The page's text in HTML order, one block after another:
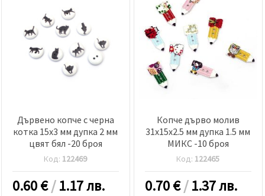
Дървено копче с черна
котка 15x3 мм дупка 2 мм
цвят бял -20 броя
Код: 122469
0.60€/1.17 лв.
Копче дърво молив
31x15x2.5 мм дупка 1.5 мм
МИКС -10 броя
Код: 122465
0.70€/1.37 лв.